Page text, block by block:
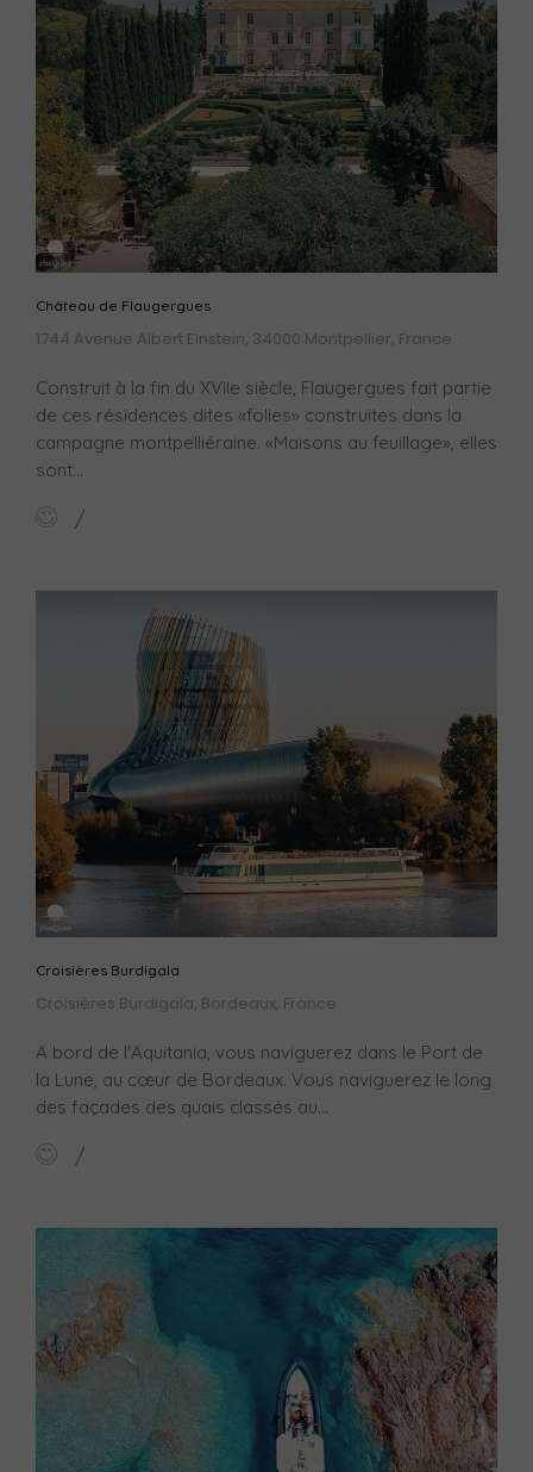
Château de Flaugergues
1744 Avenue Albert Einstein, 34000 Montpellier, France
Construit à la fin du XVIIe siècle, Flaugergues fait partie
de ces résidences dites «folies» construites dans la
campagne montpelliéraine. «Maisons au feuillage», elles
sont...
Croisières Burdigala
Croisières Burdigala, Bordeaux, France
A bord de l'Aquitania, vous naviguerez dans le Port de
la Lune, au cœur de Bordeaux. Vous naviguerez le long
des façades des quais classés au...